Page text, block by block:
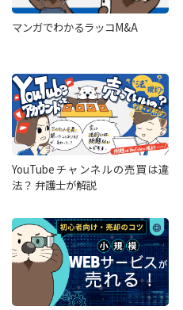
マンガでわかるラッコM&A
YouTubeチャンネルの売買は違
法？ 弁護士が解説